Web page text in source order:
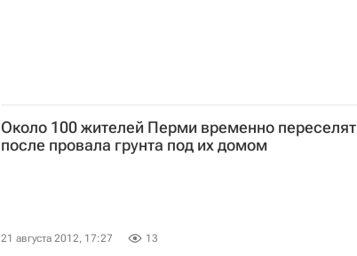
Около 100 жителей Перми временно переселят
после провала грунта под их домом
21 августа 2012, 17:27 13